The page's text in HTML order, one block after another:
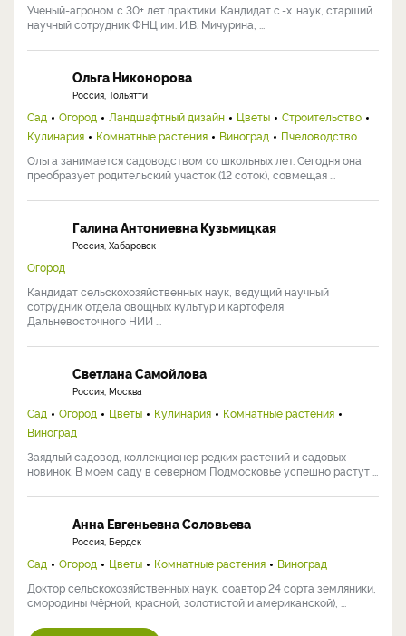
Ученый-агроном с 30+ лет практики. Кандидат с.-х. наук, старший
научный сотрудник ФНЦ им. И.В. Мичурина, ...
Ольга Никонорова
Россия, Тольятти
Сад Огород Ландшафтный дизайн Цветы
Строительство
Кулинария
Комнатные растения Виноград
Пчеловодство
Ольга занимается садоводством со школьных лет. Сегодня она
преобразует родительский участок (12 соток), совмещая ...
Галина Антониевна Кузьмицкая
Россия, Хабаровск
Огород
Кандидат сельскохозяйственных наук, ведущий научный
сотрудник отдела овощных культур и картофеля
Дальневосточного НИИ ...
Светлана Самойлова
Россия, Москва
Сад Огород Цветы Кулинария
Комнатные растения
Виноград
Заядлый садовод, коллекционер редких растений и садовых
новинок. В моем саду в северном Подмосковье успешно растут ...
Анна Евгеньевна Соловьева
Россия, Бердск
Сад Огород Цветы Комнатные растения
Виноград
Доктор сельскохозяйственных наук, соавтор 24 сорта земляники,
смородины (чёрной, красной, золотистой и американской), ...